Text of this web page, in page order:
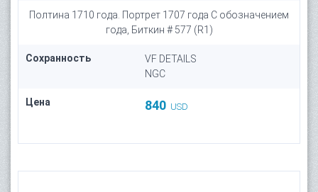
Полтина 1710 года. Портрет 1707 года С обозначением
года, Биткин # 577 (R1)
Сохранность
VF DETAILS
NGC
Цена 840 USD